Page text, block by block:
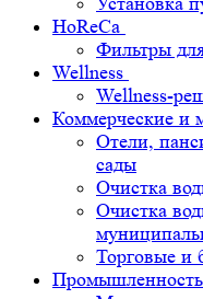
HoReCa
Фильтры
Wellness
Wellness-
Коммерческие и
Отели,
сады
Очистка
Очистка
Торговые и
Промышленность